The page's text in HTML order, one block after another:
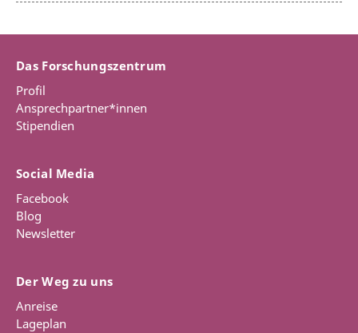
Das Forschungszentrum
Profil
Ansprechpartner*innen
Stipendien
Social Media
Facebook
Blog
Newsletter
Der Weg zu uns
Anreise
Lageplan